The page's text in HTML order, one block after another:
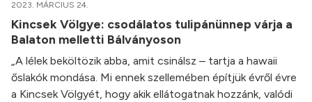
2023. MÁRCIUS 24.
Kincsek Völgye: csodálatos tulipánünnep várja a
Balaton melletti Bálványoson
„A lélek beköltözik abba, amit csinálsz – tartja a hawaii
őslakók mondása. Mi ennek szellemében építjük évről évre
a Kincsek Völgyét, hogy akik ellátogatnak hozzánk, valódi